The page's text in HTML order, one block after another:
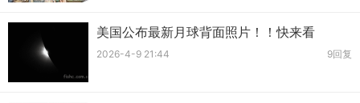
美国公布最新月球背面照片！！快来看
2026-4-9 21:44 9回复